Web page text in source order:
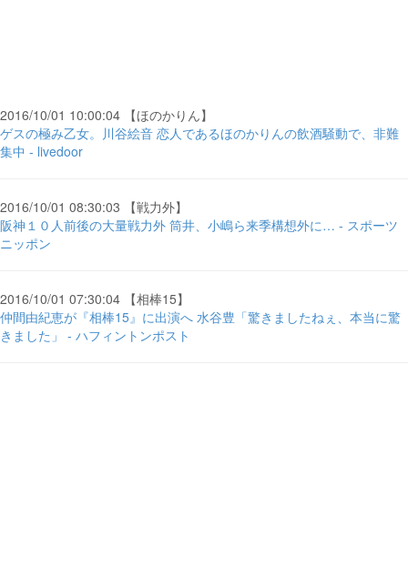
2016/10/01 10:00:04 【ほのかりん】
ゲスの極み乙女。川谷絵音 恋人であるほのかりんの飲酒騒動で、非難
集中 - livedoor
2016/10/01 08:30:03 【戦力外】
阪神１０人前後の大量戦力外 筒井、小嶋ら来季構想外に… - スポーツ
ニッポン
2016/10/01 07:30:04 【相棒15】
仲間由紀恵が『相棒15』に出演へ 水谷豊「驚きましたねぇ、本当に驚
きました」 - ハフィントンポスト